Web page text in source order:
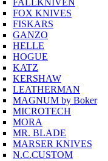
FALLKNIVEN
FOX KNIVES
FISKARS
GANZO
HELLE
HOGUE
KATZ
KERSHAW
LEATHERMAN
MAGNUM by Boker
MICROTECH
MORA
MR. BLADE
MARSER KNIVES
N.C.CUSTOM